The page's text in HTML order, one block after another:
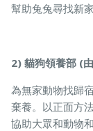
幫助兔兔尋找新
2) 貓狗領養部 (
為無家動物找歸
棄養。以正面方
協助大眾和動物和